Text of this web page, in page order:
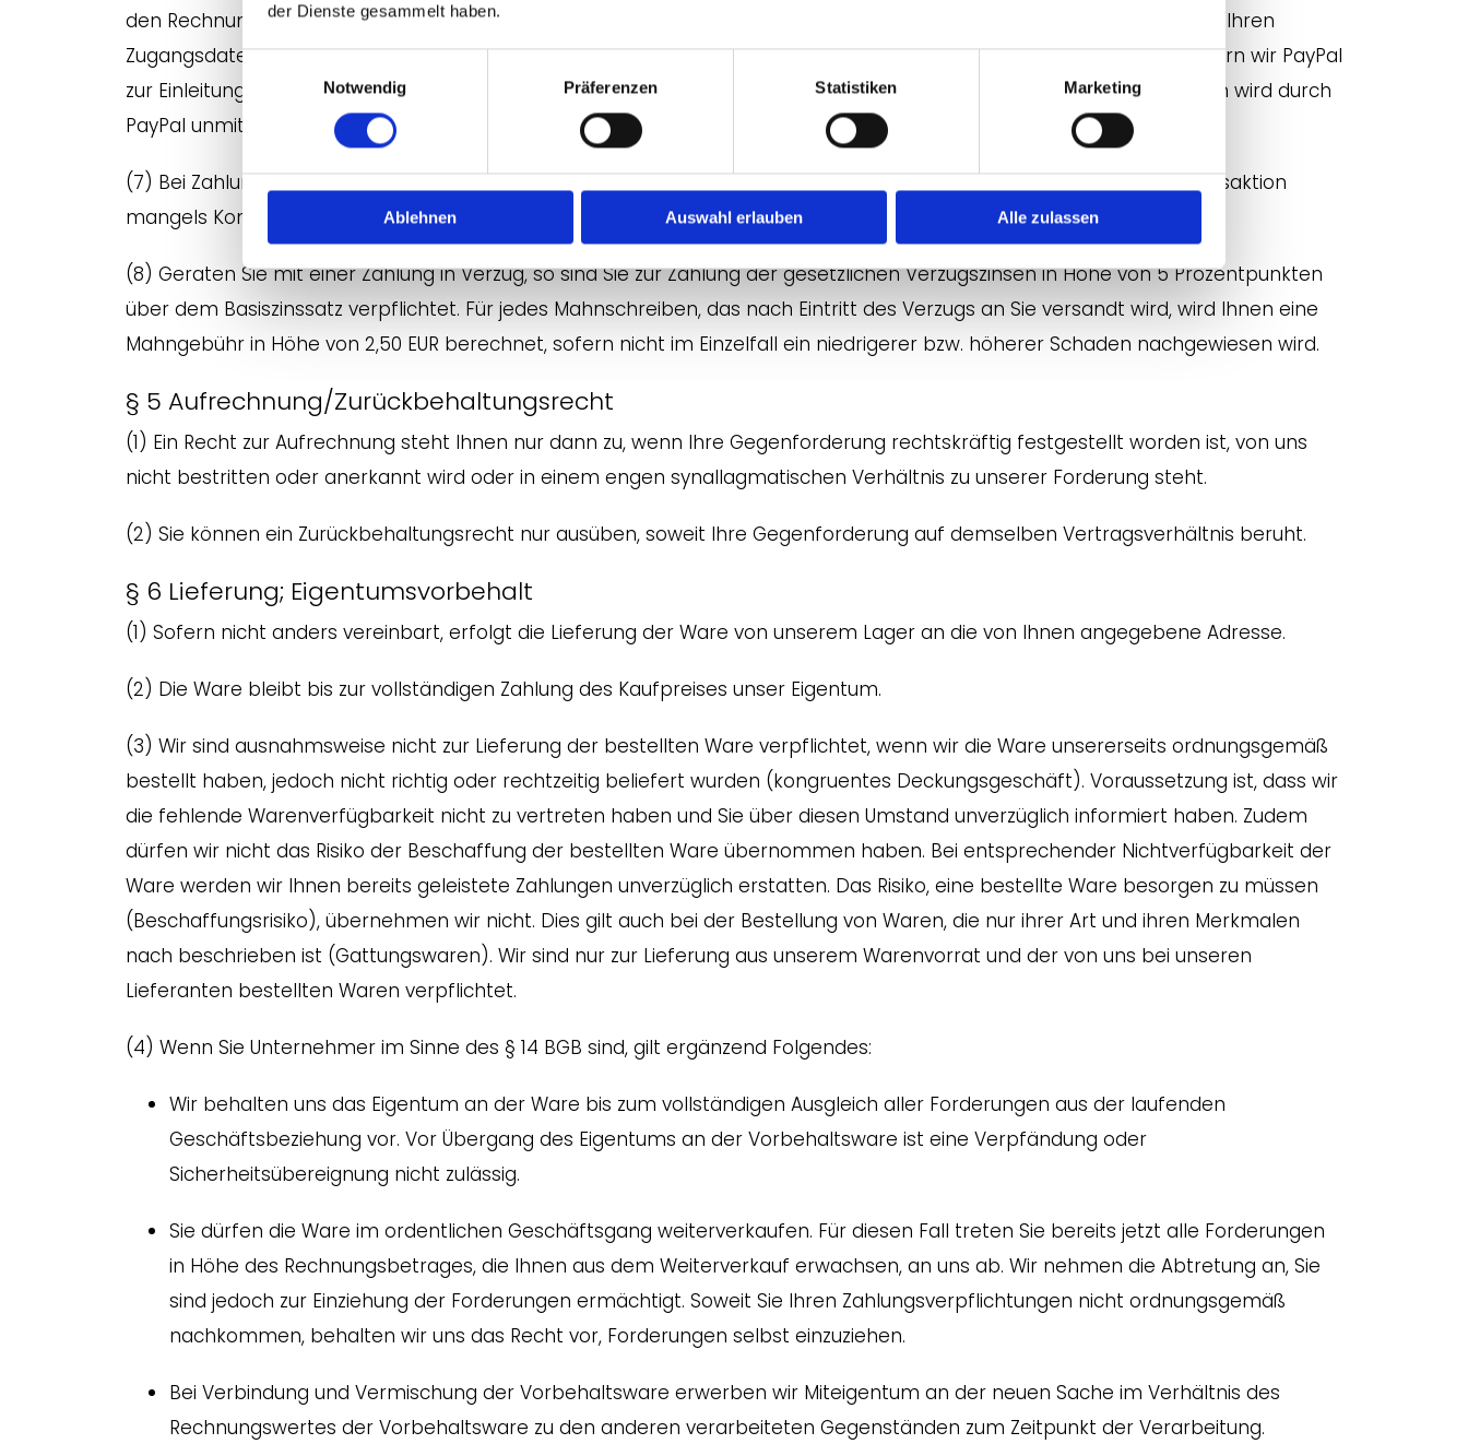
der Dienste gesammelt haben.
Einwilligungsauswahl
Notwendig
Präferenzen Statistiken Marketing
Ablehnen Auswahl erlauben Alle zulassen
den Rechnungsbetrag über PayPal bezahlen zu können, müssen Sie dort registriert sein bzw. sich erst registrieren, mit Ihren
Zugangsdaten legitimieren und die Zahlungsanweisung an uns bestätigen. Nach Abgabe der Bestellung im Shop fordern wir PayPal
zur Einleitung der Zahlungstransaktion auf. Weitere Hinweise erhalten Sie beim Bestellvorgang. Die Zahlungstransaktion wird durch
PayPal unmittelbar danach automatisch durchgeführt.
(7) Bei Zahlung per Lastschrift haben Sie ggf. jene Kosten zu tragen, die infolge einer Rückbuchung einer Zahlungstransaktion
mangels Kontodeckung oder aufgrund von Ihnen falsch übermittelter Daten der Bankverbindung entstehen.
(8) Geraten Sie mit einer Zahlung in Verzug, so sind Sie zur Zahlung der gesetzlichen Verzugszinsen in Höhe von 5 Prozentpunkten
über dem Basiszinssatz verpflichtet. Für jedes Mahnschreiben, das nach Eintritt des Verzugs an Sie versandt wird, wird Ihnen eine
Mahngebühr in Höhe von 2,50 EUR berechnet, sofern nicht im Einzelfall ein niedrigerer bzw. höherer Schaden nachgewiesen wird.
§ 5 Aufrechnung/Zurückbehaltungsrecht
(1) Ein Recht zur Aufrechnung steht Ihnen nur dann zu, wenn Ihre Gegenforderung rechtskräftig festgestellt worden ist, von uns
nicht bestritten oder anerkannt wird oder in einem engen synallagmatischen Verhältnis zu unserer Forderung steht.
(2) Sie können ein Zurückbehaltungsrecht nur ausüben, soweit Ihre Gegenforderung auf demselben Vertragsverhältnis beruht.
§ 6 Lieferung; Eigentumsvorbehalt
(1) Sofern nicht anders vereinbart, erfolgt die Lieferung der Ware von unserem Lager an die von Ihnen angegebene Adresse.
(2) Die Ware bleibt bis zur vollständigen Zahlung des Kaufpreises unser Eigentum.
(3) Wir sind ausnahmsweise nicht zur Lieferung der bestellten Ware verpflichtet, wenn wir die Ware unsererseits ordnungsgemäß
bestellt haben, jedoch nicht richtig oder rechtzeitig beliefert wurden (kongruentes Deckungsgeschäft). Voraussetzung ist, dass wir
die fehlende Warenverfügbarkeit nicht zu vertreten haben und Sie über diesen Umstand unverzüglich informiert haben. Zudem
dürfen wir nicht das Risiko der Beschaffung der bestellten Ware übernommen haben. Bei entsprechender Nichtverfügbarkeit der
Ware werden wir Ihnen bereits geleistete Zahlungen unverzüglich erstatten. Das Risiko, eine bestellte Ware besorgen zu müssen
(Beschaffungsrisiko), übernehmen wir nicht. Dies gilt auch bei der Bestellung von Waren, die nur ihrer Art und ihren Merkmalen
nach beschrieben ist (Gattungswaren). Wir sind nur zur Lieferung aus unserem Warenvorrat und der von uns bei unseren
Lieferanten bestellten Waren verpflichtet.
(4) Wenn Sie Unternehmer im Sinne des § 14 BGB sind, gilt ergänzend Folgendes:
Wir behalten uns das Eigentum an der Ware bis zum vollständigen Ausgleich aller Forderungen aus der laufenden
Geschäftsbeziehung vor. Vor Übergang des Eigentums an der Vorbehaltsware ist eine Verpfändung oder
Sicherheitsübereignung nicht zulässig.
Sie dürfen die Ware im ordentlichen Geschäftsgang weiterverkaufen. Für diesen Fall treten Sie bereits jetzt alle Forderungen
in Höhe des Rechnungsbetrages, die Ihnen aus dem Weiterverkauf erwachsen, an uns ab. Wir nehmen die Abtretung an, Sie
sind jedoch zur Einziehung der Forderungen ermächtigt. Soweit Sie Ihren Zahlungsverpflichtungen nicht ordnungsgemäß
nachkommen, behalten wir uns das Recht vor, Forderungen selbst einzuziehen.
Bei Verbindung und Vermischung der Vorbehaltsware erwerben wir Miteigentum an der neuen Sache im Verhältnis des
Rechnungswertes der Vorbehaltsware zu den anderen verarbeiteten Gegenständen zum Zeitpunkt der Verarbeitung.